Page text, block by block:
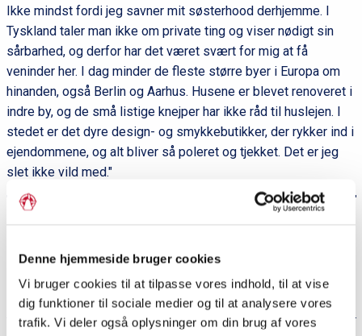
Denne hjemmeside bruger cookies
Vi bruger cookies til at tilpasse vores indhold, til at vise
dig funktioner til sociale medier og til at analysere vores
trafik. Vi deler også oplysninger om din brug af vores
Ikke mindst fordi jeg savner mit søsterhood derhjemme. I
Tyskland taler man ikke om private ting og viser nødigt sin
sårbarhed, og derfor har det været svært for mig at få
veninder her. I dag minder de fleste større byer i Europa om
hinanden, også Berlin og Aarhus. Husene er blevet renoveret i
indre by, og de små listige knejper har ikke råd til huslejen. I
stedet er det dyre design- og smykkebutikker, der rykker ind i
ejendommene, og alt bliver så poleret og tjekket. Det er jeg
slet ikke vild med."
svarer: Hvad holder du
mest af ved Tyskland?